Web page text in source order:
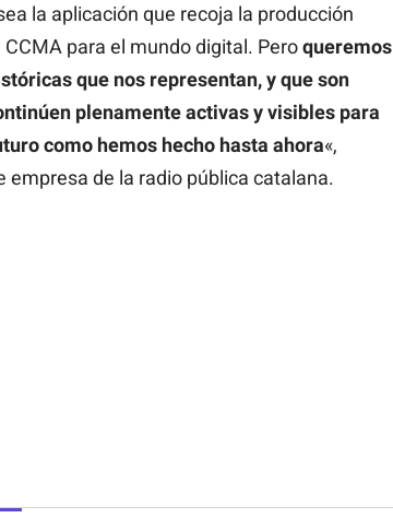
la aplicación que recoja la producción
para el mundo digital. Peroqueremos
que nos representan, y que son
plenamente activas y visibles para
como hemos hecho hasta ahora«,
de la radio pública catalana.